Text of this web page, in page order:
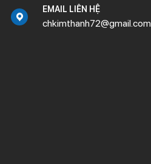
EMAIL LIÊN HỆ
chkimthanh72@gmail.com